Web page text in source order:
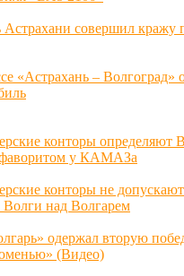
совершил кражу
«Астрахань – Волгоград»
конторы определяют
у КАМАЗа
конторы не
над Волгарем
одержал вторую
(Видео)